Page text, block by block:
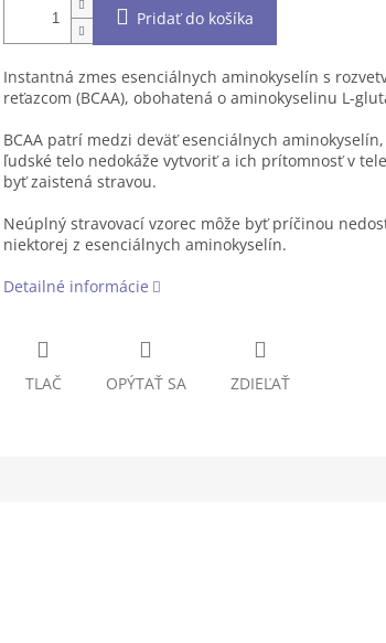
Pridať do košíka
Instantná zmes esenciálnych aminokyselín s
reťazcom (BCAA), obohatená o aminokyselinu L-
BCAA patrí medzi deväť esenciálnych
ľudské telo nedokáže vytvoriť a ich prítomnosť v
byť zaistená stravou.
Neúplný stravovací vzorec môže byť príčinou
niektorej z esenciálnych aminokyselín.
Detailné informácie
TLAČ OPÝTAŤ SA ZDIEĽAŤ